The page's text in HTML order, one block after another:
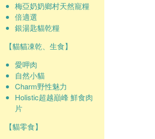
梅亞奶奶鄉村天然寵糧
倍適選
銀湯匙貓乾糧
【貓貓凍乾、生食】
愛呷肉
自然小貓
Charm野性魅力
Holistic超越巔峰 鮮食肉
片
【貓零食】